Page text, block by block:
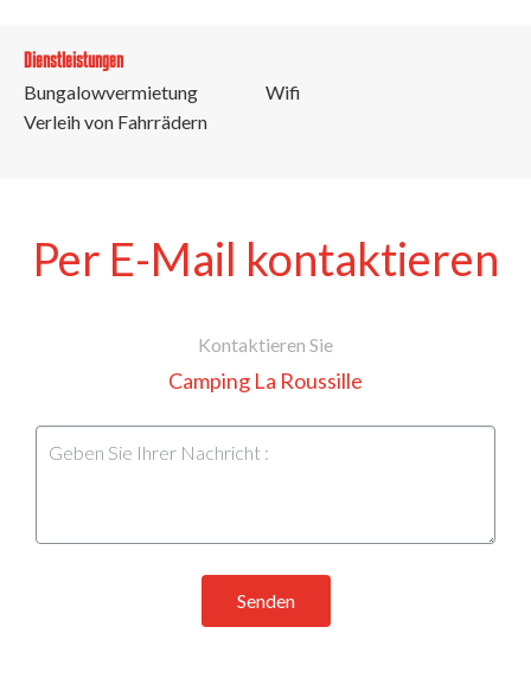
Dienstleistungen
Bungalowvermietung
Verleih von Fahrrädern
Wifi
Per E-Mail kontaktieren
Kontaktieren Sie
Camping La Roussille
Senden